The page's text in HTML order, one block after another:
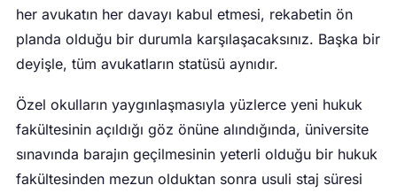
her avukatın her davayı kabul etmesi, rekabetin ön
planda olduğu bir durumla karşılaşacaksınız. Başka bir
deyişle, tüm avukatların statüsü aynıdır.
Özel okulların yaygınlaşmasıyla yüzlerce yeni hukuk
fakültesinin açıldığı göz önüne alındığında, üniversite
sınavında barajın geçilmesinin yeterli olduğu bir hukuk
fakültesinden mezun olduktan sonra usuli staj süresi